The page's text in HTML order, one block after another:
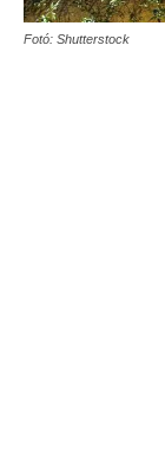
Fotó: Shutterstock